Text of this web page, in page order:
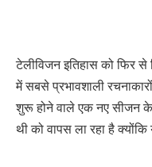
टेलीविजन इतिहास को फिर
में सबसे प्रभावशाली
शुरू होने वाले एक नए सीजन के
थी को वापस ला रहा है